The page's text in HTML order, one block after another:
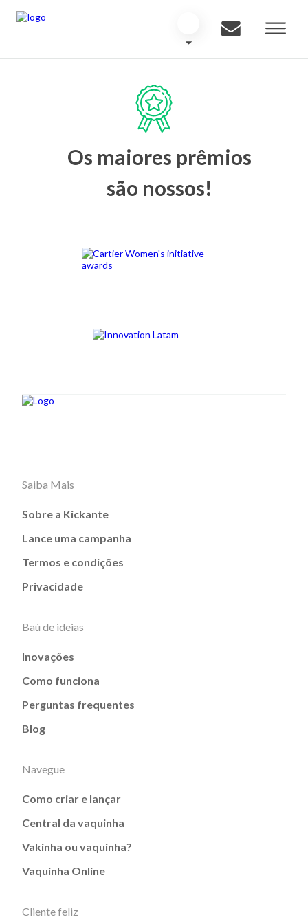
Os maiores prêmios
são nossos!
Saiba Mais
Sobre a Kickante
Lance uma campanha
Termos e condições
Privacidade
Baú de ideias
Inovações
Como funciona
Perguntas frequentes
Blog
Navegue
Como criar e lançar
Central da vaquinha
Vakinha ou vaquinha?
Vaquinha Online
Cliente feliz